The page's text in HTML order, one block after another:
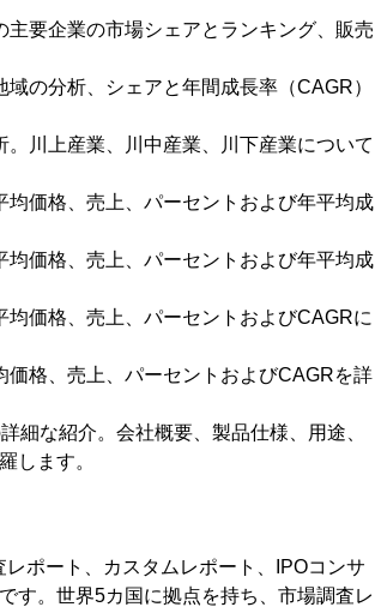
要企業の市場シェアとランキング、販売
の分析、シェアと年間成長率（CAGR）
川上産業、川中産業、川下産業について
価格、売上、パーセントおよび年平均成
価格、売上、パーセントおよび年平均成
価格、売上、パーセントおよびCAGRに
格、売上、パーセントおよびCAGRを詳
細な紹介。会社概要、製品仕様、用途、
します。
ポート、カスタムレポート、IPOコンサ
す。世界5カ国に拠点を持ち、市場調査レ